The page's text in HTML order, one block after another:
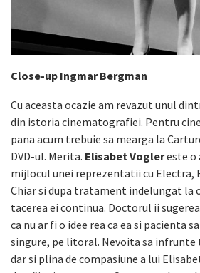
Close-up Ingmar Bergman
Cu aceasta ocazie am revazut unul
din istoria cinematografiei. Pentru
pana acum trebuie sa mearga la
DVD-ul. Merita. Elisabet Voglereste o
mijlocul unei reprezentatii cu Electra,
Chiar si dupa tratament indelungat la
tacerea ei continua. Doctorul ii
ca nu ar fi o idee rea ca ea si pacienta
singure, pe litoral. Nevoita sa infrunte
dar si plina de compasiune a lui